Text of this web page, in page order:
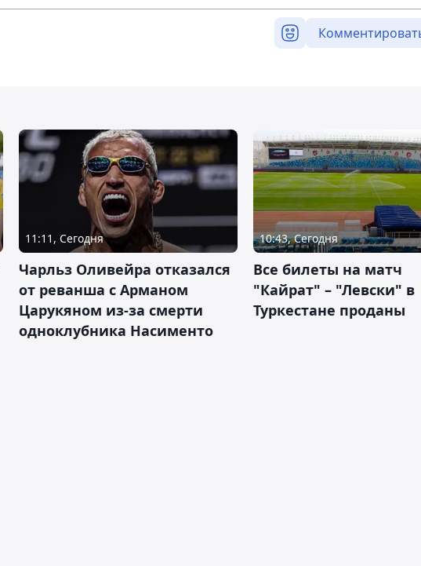
11:11, Сегодня
Чарльз Оливейра отказался
от реванша с Арманом
Царукяном из-за смерти
одноклубника Насименто
10:43, Сегодня
Все билеты на матч
"Кайрат" – "Левски" в
Туркестане проданы